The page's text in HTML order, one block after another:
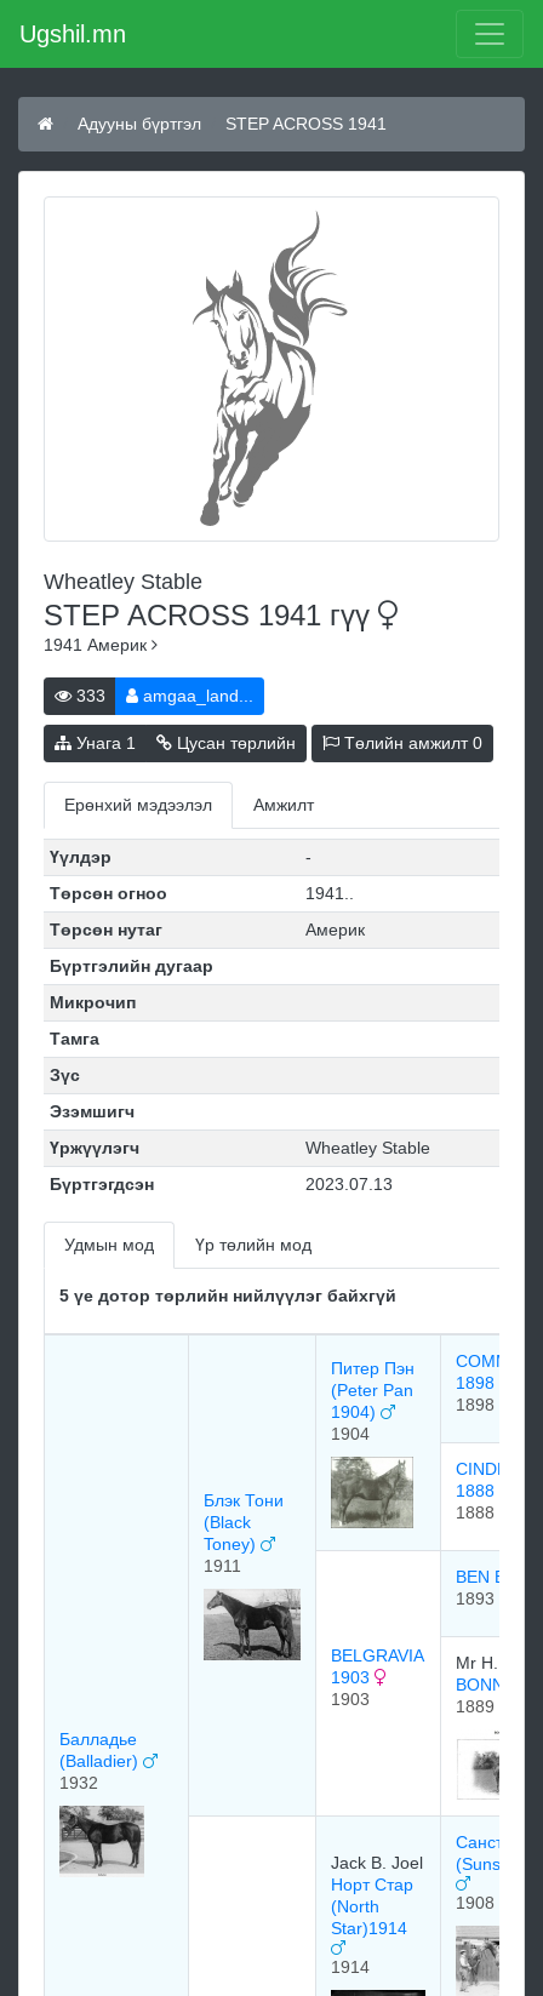
Ugshil.mn
Адууны бүртгэл STEP ACROSS 1941
Wheatley Stable
STEP ACROSS 1941 гүү
1941 Америк
333 amgaa_land...
Унага 1 Цусан төрлийн Төлийн амжилт0
Ерөнхий мэдээлэл Амжилт
Үүлдэр
-
Төрсөн огноо
1941..
Төрсөн нутаг
Америк
Бүртгэлийн дугаар
Микрочип
Тамга
Зүс
Эзэмшигч
Үржүүлэгч
Wheatley Stable
Бүртгэгдсэн
2023.07.13
Удмын мод Үр төлийн мод
5 үе дотор төрлийн нийлүүлэг байхгүй
Балладье
(Balladier)
1932
Блэк Тони
(Black
Toney)
1911
Питер Пэн
(Peter Pan
1904)
1904
1898
1898
1888
1888
BELGRAVIA
1903
1903
BEN
1893
Mr H.
BONNIE
1889
Jack B. Joel
Норт Стар
(North
Star)1914
1914
Санстар
(Sunstar)
1908